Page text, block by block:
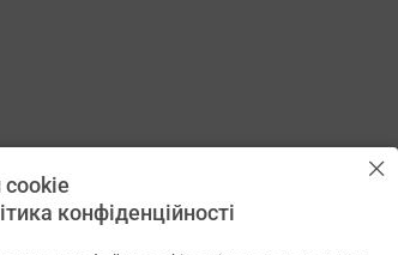
конфіденційності